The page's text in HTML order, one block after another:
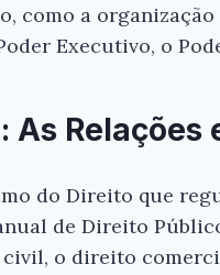
como a
Executivo, o
As
do Direito que
de Direito
o direito